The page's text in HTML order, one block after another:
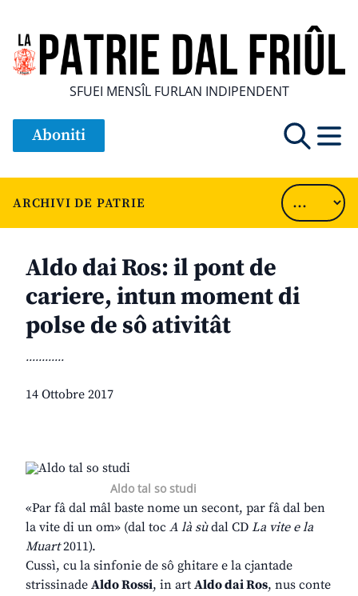
SFUEI MENSÎL FURLAN INDIPENDENT
Aboniti
ARCHIVI DE PATRIE
Aldo dai Ros: il pont de
cariere, intun moment di
polse de sô ativitât
............
14 Ottobre 2017
Aldo tal so studi
«Par fâ dal mâl baste nome un secont, par fâ dal ben
la vite di un om» (dal toc A là sùdal CD La vite e la
Muart2011).
Cussì, cu la sinfonie de sô ghitare e la cjantade
strissinade Aldo Rossi, in art Aldo dai Ros, nus conte